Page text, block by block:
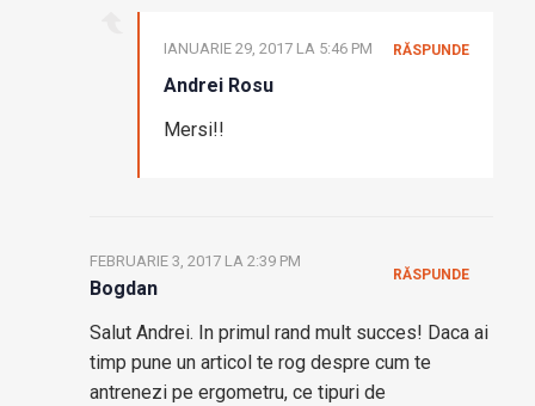
Andrei Rosu
IANUARIE 29, 2017 LA 5:46 PM
Mersi!!
RĂSPUNDE
Bogdan
FEBRUARIE 3, 2017 LA 2:39 PM
Salut Andrei. In primul rand mult succes! Daca ai
timp pune un articol te rog despre cum te
antrenezi pe ergometru, ce tipuri de
RĂSPUNDE